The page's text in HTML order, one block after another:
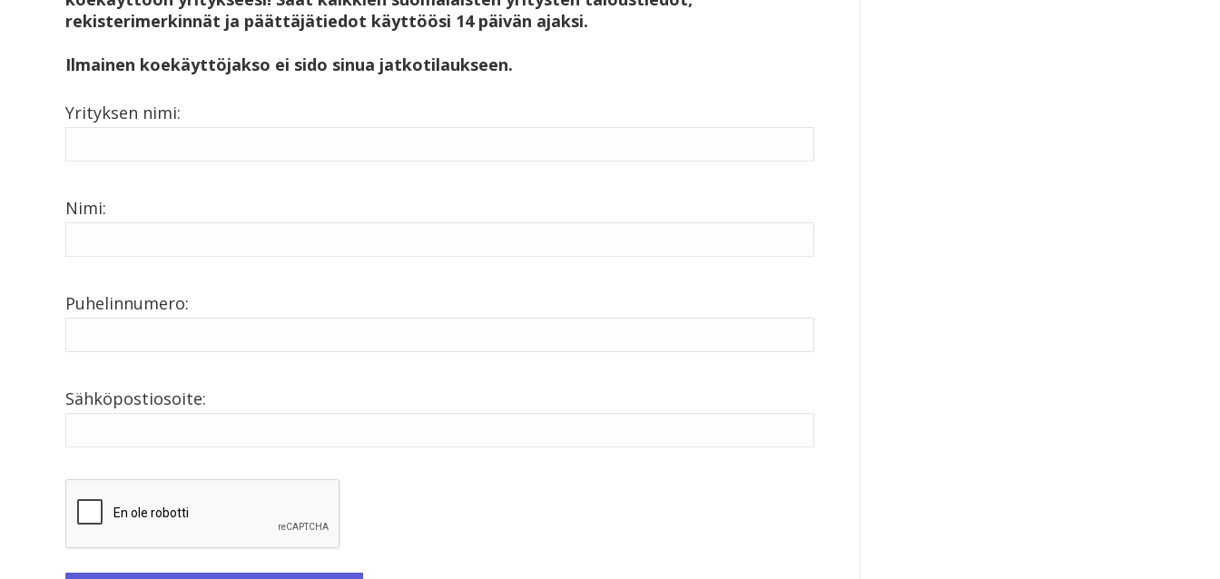
rekisterimerkinnät ja päättäjätiedot käyttöösi 14 päivän ajaksi.
Ilmainen koekäyttöjakso ei sido sinua jatkotilaukseen.
Yrityksen nimi:
Nimi:
Puhelinnumero:
Sähköpostiosoite: